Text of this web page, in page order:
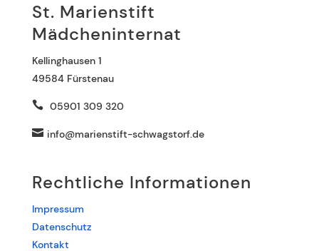
St. Marienstift
Mädcheninternat
Kellinghausen 1
49584 Fürstenau
 05901 309 320
 info@marienstift-schwagstorf.de
Rechtliche Informationen
Impressum
Datenschutz
Kontakt